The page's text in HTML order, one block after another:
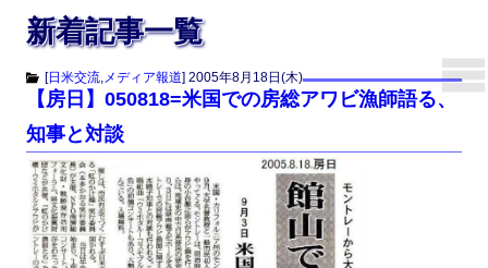
新着記事一覧
[日米交流,メディア報道] 2005年8月18日(木)
【房日】050818=米国での房総アワビ漁師語る、
知事と対談